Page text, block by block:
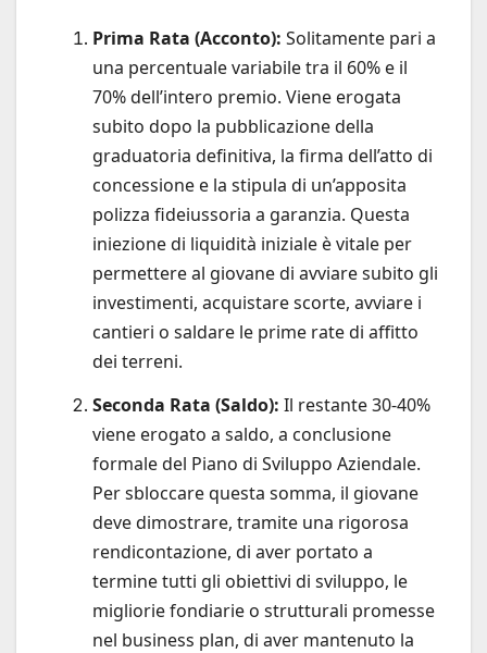
Prima Rata (Acconto): Solitamente pari a
una percentuale variabile tra il 60% e il
70% dell’intero premio. Viene erogata
subito dopo la pubblicazione della
graduatoria definitiva, la firma dell’atto di
concessione e la stipula di un’apposita
polizza fideiussoria a garanzia. Questa
iniezione di liquidità iniziale è vitale per
permettere al giovane di avviare subito gli
investimenti, acquistare scorte, avviare i
cantieri o saldare le prime rate di affitto
dei terreni.
Seconda Rata (Saldo): Il restante 30-40%
viene erogato a saldo, a conclusione
formale del Piano di Sviluppo Aziendale.
Per sbloccare questa somma, il giovane
deve dimostrare, tramite una rigorosa
rendicontazione, di aver portato a
termine tutti gli obiettivi di sviluppo, le
migliorie fondiarie o strutturali promesse
nel business plan, di aver mantenuto la